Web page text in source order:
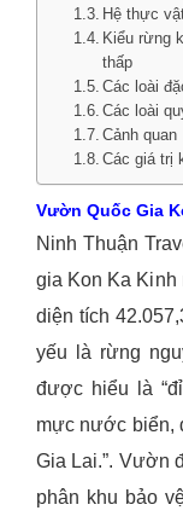
Hệ thực
Kiểu rừng
thấp
Các loài
Các loài
Cảnh quan
Các giá trị
Vườn Quốc Gia
Ninh Thuận
gia Kon Ka Kinh
diện tích
yếu là rừng
được hiểu là
mực nước biển,
Gia Lai.”. Vườn
phân khu bảo